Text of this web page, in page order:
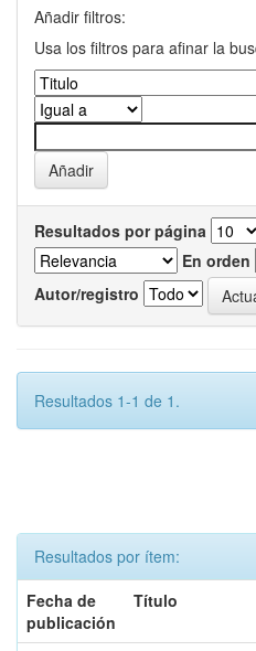
Añadir filtros:
Usa los filtros para afinar la
Resultados por página
En orden
Autor/registro
Resultados 1-1 de 1.
Resultados por ítem:
Fecha de
publicación
Título